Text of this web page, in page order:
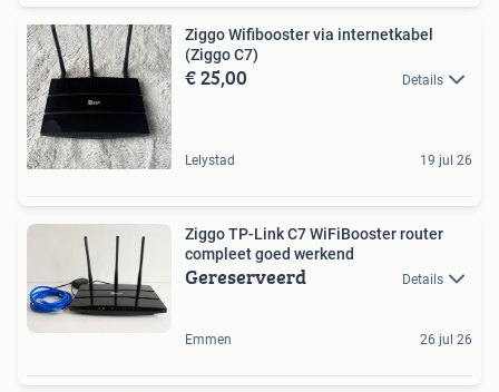
Ziggo Wifibooster via internetkabel
(Ziggo C7)
€ 25,00 Details
Lelystad 19 jul 26
Ziggo TP-Link C7 WiFiBooster router
compleet goed werkend
Gereserveerd Details
Emmen 26 jul 26